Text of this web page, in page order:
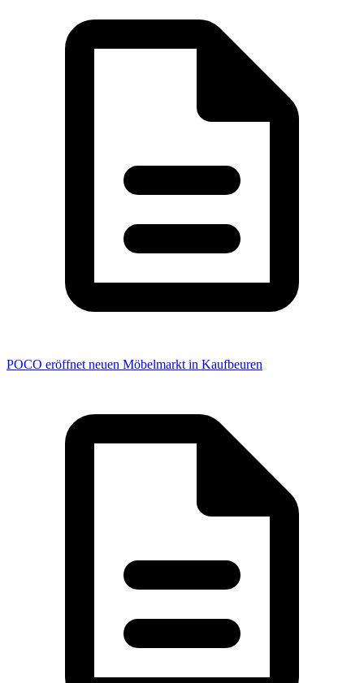
POCO eröffnet neuen Möbelmarkt in Kaufbeuren